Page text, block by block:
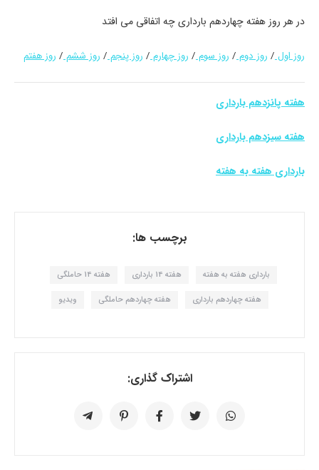
در هر روز هفته چهاردهم بارداری چه اتفاقی می افتد
روز اول/ روز دوم/ روز سوم/ روز چهارم/ روز پنجم/ روز ششم/ روز هفتم
هفته پانزدهم بارداری
هفته سیزدهم بارداری
بارداری هفته به هفته
برچسب ها:
بارداری هفته به هفته هفته 14 بارداری هفته 14 حاملگی
هفته چهاردهم بارداری هفته چهاردهم حاملگی ویدیو
اشتراک گذاری: